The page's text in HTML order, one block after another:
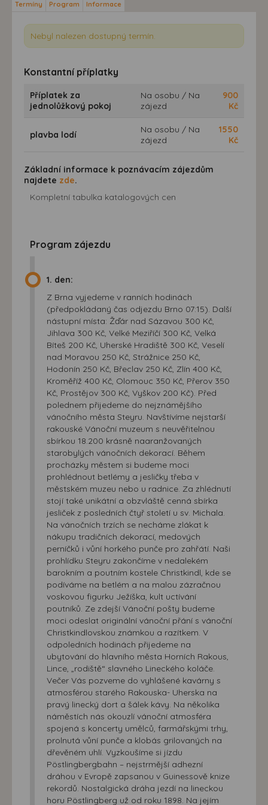
Termíny Program Informace
Nebyl nalezen dostupný termín.
Konstantní příplatky
Příplatek za
jednolůžkový pokoj
Na osobu / Na
zájezd
900
Kč
plavba lodí
Na osobu / Na
zájezd
1550
Kč
Základní informace k poznávacím zájezdům
najdete zde.
Kompletní tabulka katalogových cen
Program zájezdu
1. den:
Z Brna vyjedeme v ranních hodinách
(předpokládaný čas odjezdu Brno 07:15). Další
nástupní místa: Žďár nad Sázavou 300 Kč,
Jihlava 300 Kč, Velké Meziříčí 300 Kč, Velká
Bíteš 200 Kč, Uherské Hradiště 300 Kč, Veselí
nad Moravou 250 Kč, Strážnice 250 Kč,
Hodonín 250 Kč, Břeclav 250 Kč, Zlín 400 Kč,
Kroměříž 400 Kč, Olomouc 350 Kč, Přerov 350
Kč, Prostějov 300 Kč, Vyškov 200 Kč). Před
polednem přijedeme do nejznámějšího
vánočního města Steyru. Navštívíme nejstarší
rakouské Vánoční muzeum s neuvěřitelnou
sbírkou 18.200 krásně naaranžovaných
starobylých vánočních dekorací. Během
procházky městem si budeme moci
prohlédnout betlémy a jesličky třeba v
městském muzeu nebo u radnice. Za zhlédnutí
stojí také unikátní a obzvláště cenná sbírka
jesliček z posledních čtyř století u sv. Michala.
Na vánočních trzích se necháme zlákat k
nákupu tradičních dekorací, medových
perníčků i vůní horkého punče pro zahřátí. Naši
prohlídku Steyru zakončíme v nedalekém
barokním a poutním kostele Christkindl, kde se
podíváme na betlém a na malou zázračnou
voskovou figurku Ježíška, kult uctívání
poutníků. Ze zdejší Vánoční pošty budeme
moci odeslat originální vánoční přání s vánoční
Christkindlovskou známkou a razítkem. V
odpoledních hodinách přijedeme na
ubytování do hlavního města Horních Rakous,
Lince, „rodiště“ slavného Lineckého koláče.
Večer Vás pozveme do vyhlášené kavárny s
atmosférou starého Rakouska- Uherska na
pravý linecký dort a šálek kávy. Na několika
náměstích nás okouzlí vánoční atmosféra
spojená s koncerty umělců, farmářskými trhy,
prolnutá vůní punče a klobás grilovaných na
dřevěném uhlí. Vyzkoušíme si jízdu
Pöstlingbergbahn – nejstrmější adhezní
dráhou v Evropě zapsanou v Guinessově knize
rekordů. Nostalgická dráha jezdí na lineckou
horu Pöstlingberg už od roku 1898. Na jejím